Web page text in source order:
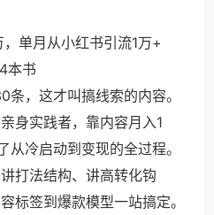
单月从小红书引流1万+
本书
条，这才叫搞线索的内容。
身实践者，靠内容月入1
冷启动到变现的全过程。
打法结构、讲高转化钩
标签到爆款模型一站搞定。